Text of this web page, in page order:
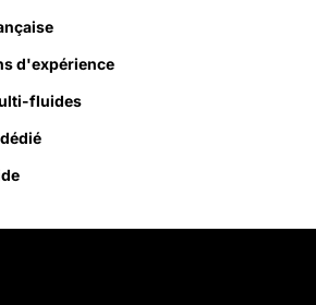
d'expérience
fluides